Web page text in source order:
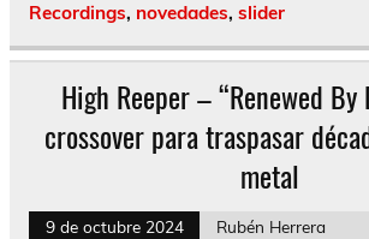
Recordings, novedades, slider
High Reeper – “Renewed By
crossover para traspasar
metal
9 de octubre 2024
Rubén Herrera